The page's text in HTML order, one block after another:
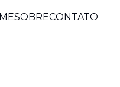
SOBRECONTATO